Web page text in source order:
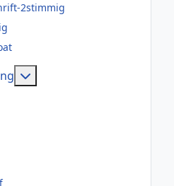
2stimmig